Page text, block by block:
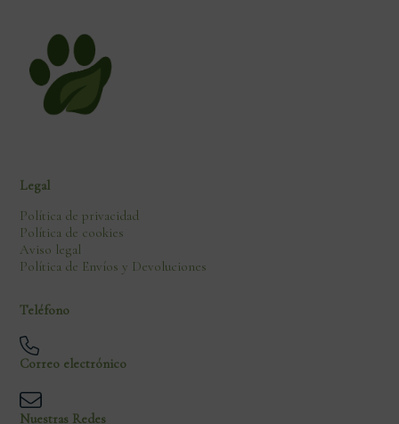
Legal
Política de privacidad
Política de cookies
Aviso legal
Política de Envíos y Devoluciones
Teléfono
Correo electrónico
Nuestras Redes